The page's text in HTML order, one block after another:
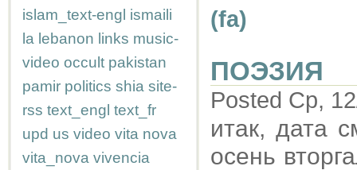
islam_text-engl ismaili
la lebanon links music-
video occult pakistan
pamir politics shia site-
rss text_engl text_fr
upd us video vita nova
vita_nova vivencia
(fa)
ПОЭЗИЯ
Posted Ср,
итак, дата
осень